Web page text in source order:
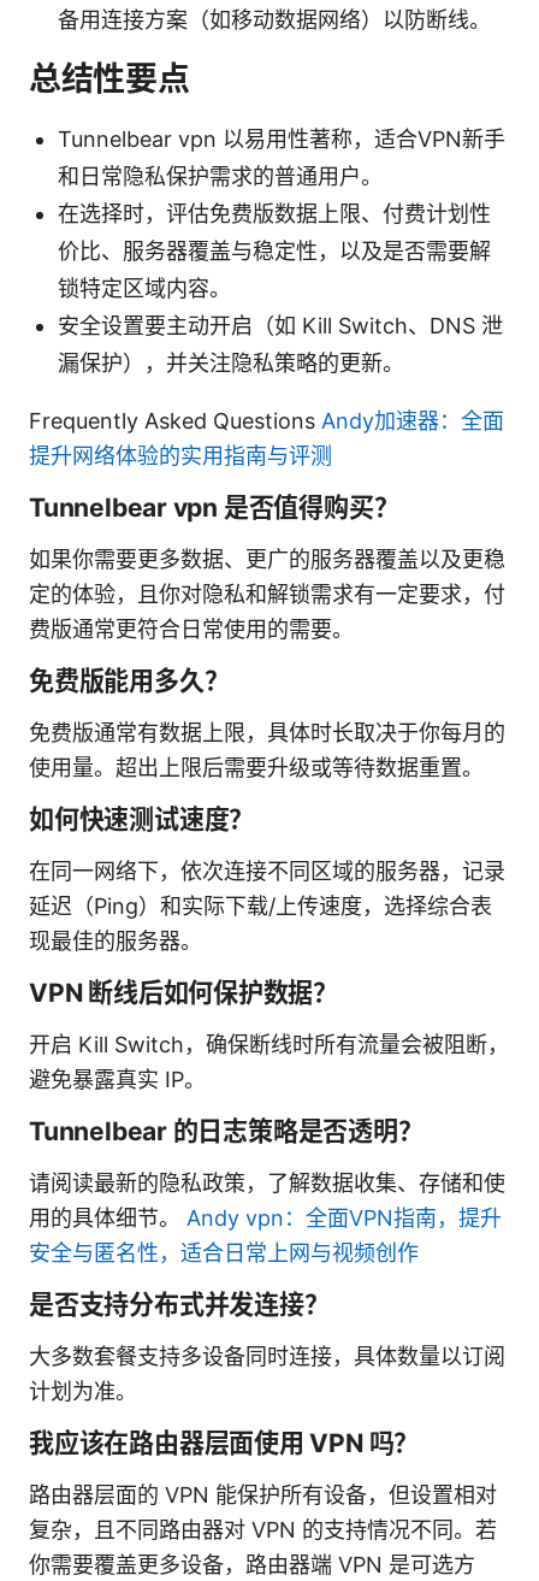
备用连接方案（如移动数据网络）以防断线。
总结性要点
Tunnelbear vpn 以易用性著称，适合VPN新手
和日常隐私保护需求的普通用户。
在选择时，评估免费版数据上限、付费计划性
价比、服务器覆盖与稳定性，以及是否需要解
锁特定区域内容。
安全设置要主动开启（如 Kill Switch、DNS 泄
漏保护），并关注隐私策略的更新。
Frequently Asked Questions Andy加速器：全面
提升网络体验的实用指南与评测
Tunnelbear vpn 是否值得购买？
如果你需要更多数据、更广的服务器覆盖以及更稳
定的体验，且你对隐私和解锁需求有一定要求，付
费版通常更符合日常使用的需要。
免费版能用多久？
免费版通常有数据上限，具体时长取决于你每月的
使用量。超出上限后需要升级或等待数据重置。
如何快速测试速度？
在同一网络下，依次连接不同区域的服务器，记录
延迟（Ping）和实际下载/上传速度，选择综合表
现最佳的服务器。
VPN 断线后如何保护数据？
开启 Kill Switch，确保断线时所有流量会被阻断，
避免暴露真实 IP。
Tunnelbear 的日志策略是否透明？
请阅读最新的隐私政策，了解数据收集、存储和使
用的具体细节。 Andy vpn：全面VPN指南，提升
安全与匿名性，适合日常上网与视频创作
是否支持分布式并发连接？
大多数套餐支持多设备同时连接，具体数量以订阅
计划为准。
我应该在路由器层面使用 VPN 吗？
路由器层面的 VPN 能保护所有设备，但设置相对
复杂，且不同路由器对 VPN 的支持情况不同。若
你需要覆盖更多设备，路由器端 VPN 是可选方